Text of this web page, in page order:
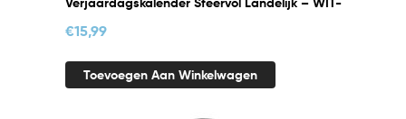
€15,99
Toevoegen Aan Winkelwagen